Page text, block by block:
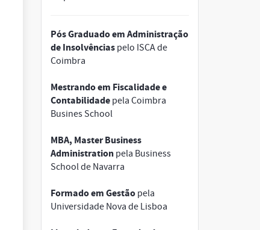
Pós Graduado em Administração
de Insolvênciaspelo ISCA de
Coimbra
Mestrando em Fiscalidade e
Contabilidadepela Coimbra
Busines School
MBA, Master Business
Administrationpela Business
School de Navarra
Formado em Gestãopela
Universidade Nova de Lisboa